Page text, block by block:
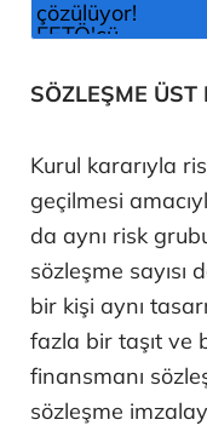
SÖZLEŞME ÜST
Kurul kararıyla
geçilmesi
da aynı risk
sözleşme sayısı
bir kişi aynı
fazla bir taşıt ve
finansmanı
sözleşme